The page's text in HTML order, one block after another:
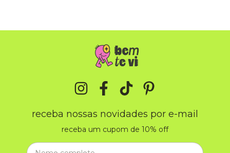
receba nossas novidades por e-mail
receba um cupom de 10% off